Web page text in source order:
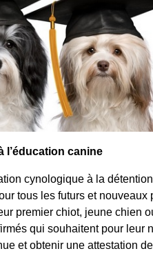
l’éducation canine
cynologique à la
tous les futurs et nouveaux
premier chiot, jeune chien
qui souhaitent pour leur
et obtenir une attestation